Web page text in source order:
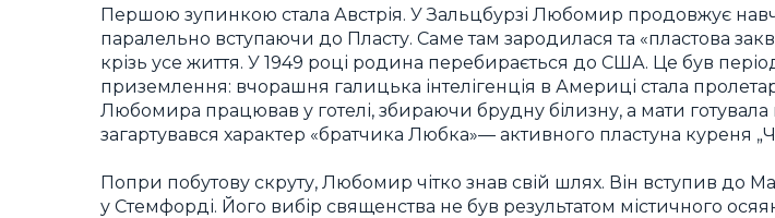
Першою зупинкою стала Австрія. У Зальцбурзі Любомир продовжує
паралельно вступаючи до Пласту. Саме там зародилася та «пластова
крізь усе життя. У 1949 році родина перебирається до США. Це був
приземлення: вчорашня галицька інтелігенція в Америці стала
Любомира працював у готелі, збираючи брудну білизну, а мати готувала
загартувався характер «братчика Любка»— активного пластуна куреня
Попри побутову скруту, Любомир чітко знав свій шлях. Він вступив до
у Стемфорді. Його вибір священства не був результатом містичного